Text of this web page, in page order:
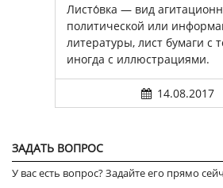
Листо́вка — вид
политической или
литературы, лист бумаги с
иногда с иллюстрациями.
14.08.2017
ЗАДАТЬ ВОПРОС
У вас есть вопрос? Задайте его прямо